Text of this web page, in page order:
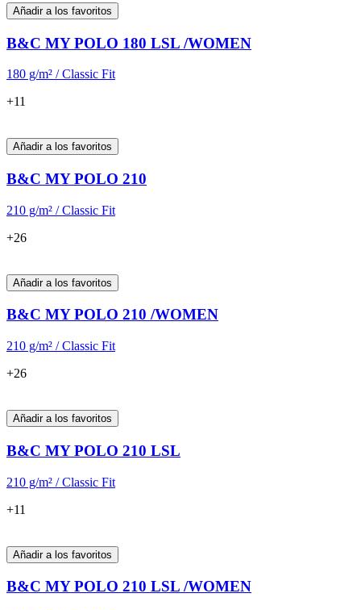
Añadir a los favoritos
B&C MY POLO 180 LSL /WOMEN
180 g/m² / Classic Fit
+11
Añadir a los favoritos
B&C MY POLO 210
210 g/m² / Classic Fit
+26
Añadir a los favoritos
B&C MY POLO 210 /WOMEN
210 g/m² / Classic Fit
+26
Añadir a los favoritos
B&C MY POLO 210 LSL
210 g/m² / Classic Fit
+11
Añadir a los favoritos
B&C MY POLO 210 LSL /WOMEN